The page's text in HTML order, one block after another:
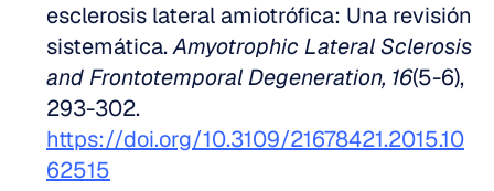
esclerosis lateral amiotrófica: Una revisión
sistemática. Amyotrophic Lateral Sclerosis
and Frontotemporal Degeneration, 16(5-6),
https://doi.org/10.3109/21678421.2015.10
62515